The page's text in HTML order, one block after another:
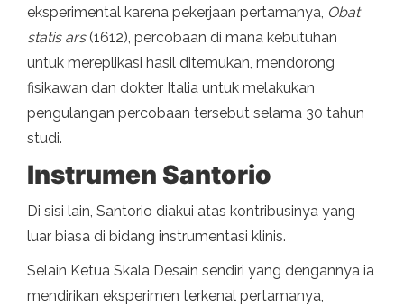
eksperimental karena pekerjaan pertamanya, Obat
statis ars(1612), percobaan di mana kebutuhan
untuk mereplikasi hasil ditemukan, mendorong
fisikawan dan dokter Italia untuk melakukan
pengulangan percobaan tersebut selama 30 tahun
studi.
Instrumen Santorio
Di sisi lain, Santorio diakui atas kontribusinya yang
luar biasa di bidang instrumentasi klinis.
Selain Ketua Skala Desain sendiri yang dengannya ia
mendirikan eksperimen terkenal pertamanya,